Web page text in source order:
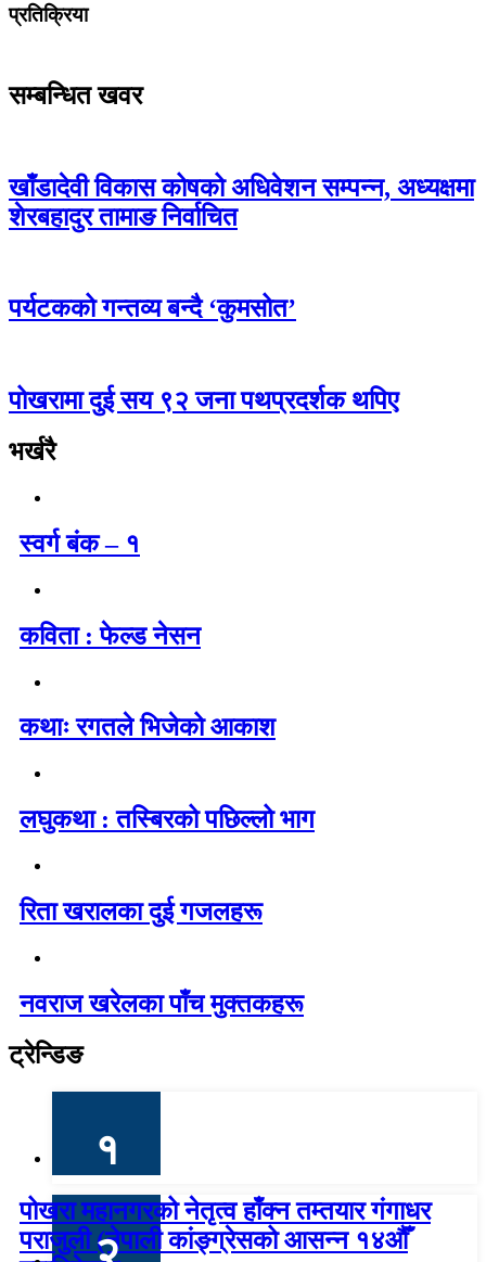
प्रतिक्रिया
सम्बन्धित खवर
खाँडादेवी विकास कोषको अधिवेशन सम्पन्न, अध्यक्षमा
शेरबहादुर तामाङ निर्वाचित
पर्यटकको गन्तव्य बन्दै ‘कुमसोत’
पोखरामा दुई सय ९२ जना पथप्रदर्शक थपिए
भर्खरै
स्वर्ग बंक – १
कविता : फेल्ड नेसन
कथाः रगतले भिजेको आकाश
लघुकथा : तस्बिरको पछिल्लो भाग
रिता खरालका दुई गजलहरू
नवराज खरेलका पाँच मुक्तकहरू
ट्रेन्डिङ
१
पोखरा महानगरको नेतृत्व हाँक्न तम्तयार गंगाधर
पराजुली (नेपाली कांङ्ग्रेसको आसन्न १४औँ